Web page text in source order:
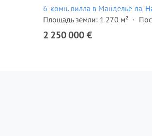
6-комн. вилла в Мандельё-ла-
Площадь земли: 1 270 м²
2 250 000 €